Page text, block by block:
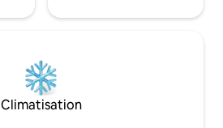
Climatisation